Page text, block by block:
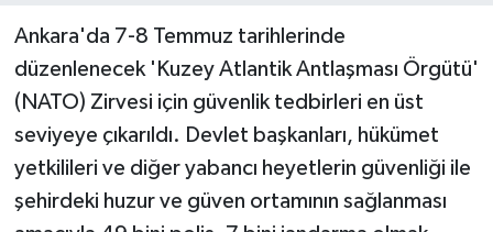
Ankara'da 7-8 Temmuz tarihlerinde
düzenlenecek 'Kuzey Atlantik Antlaşması Örgütü'
(NATO) Zirvesi için güvenlik tedbirleri en üst
seviyeye çıkarıldı. Devlet başkanları, hükümet
yetkilileri ve diğer yabancı heyetlerin güvenliği ile
şehirdeki huzur ve güven ortamının sağlanması